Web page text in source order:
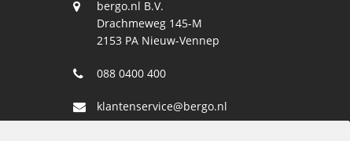
bergo.nl B.V.
Drachmeweg 145-M
2153 PA Nieuw-Vennep
088 0400 400
klantenservice@bergo.nl